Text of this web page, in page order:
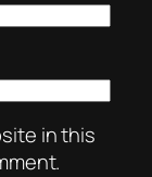
in this